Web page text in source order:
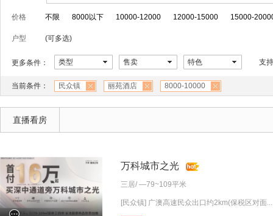
价格 不限 8000以下 10000-12000 12000-15000 15000-
户型 (可多选)
更多条件： 类型 售卖 特色 支
当前条件： 民众镇 丽苑酒店 8000-10000
直播看房
万科城市之光
三居/ —79~109平米
[民众镇] 广澳高速民众出口约2km(保税区对面...